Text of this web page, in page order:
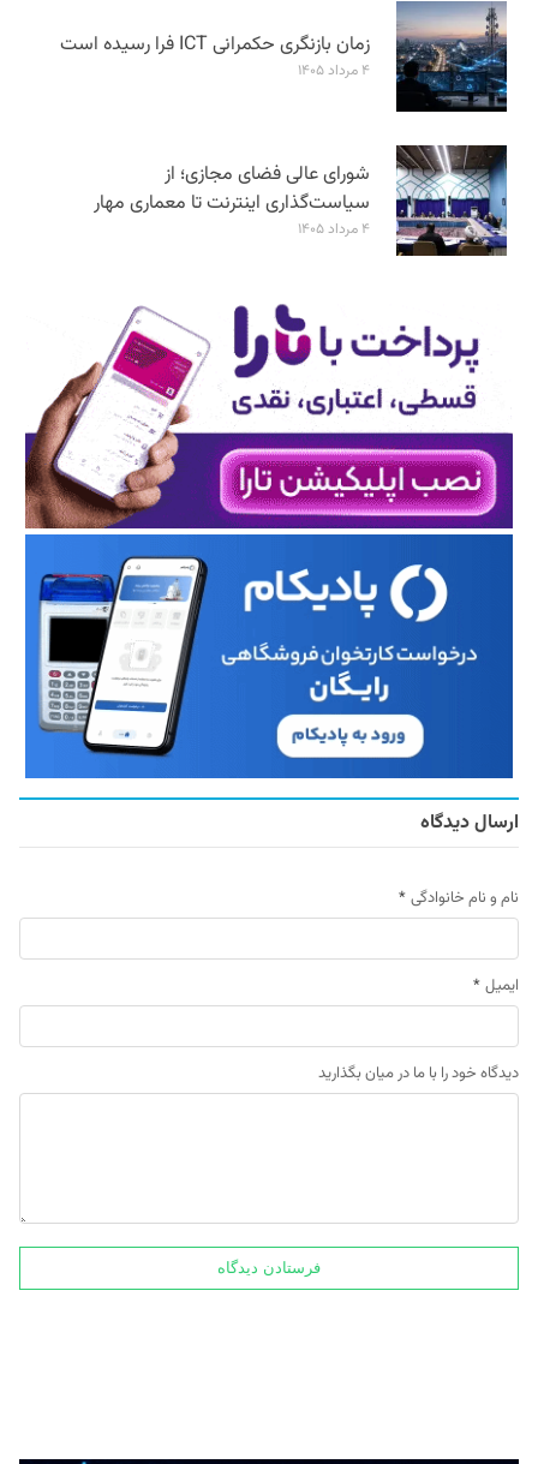
زمان بازنگری حکمرانی ICT فرا رسیده است
۴ مرداد ۱۴۰۵
شورای عالی فضای مجازی؛ از
سیاست‌گذاری اینترنت تا معماری مهار
۴ مرداد ۱۴۰۵
ارسال دیدگاه
نام و نام خانوادگی *
ایمیل *
دیدگاه خود را با ما در میان بگذارید